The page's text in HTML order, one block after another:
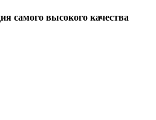
самого высокого качества